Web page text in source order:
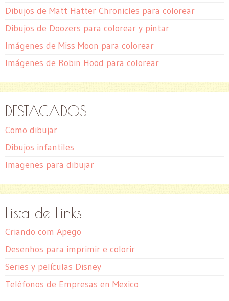
Dibujos de Matt Hatter Chronicles para colorear
Dibujos de Doozers para colorear y pintar
Imágenes de Miss Moon para colorear
Imágenes de Robin Hood para colorear
DESTACADOS
Como dibujar
Dibujos infantiles
Imagenes para dibujar
Lista de Links
Criando com Apego
Desenhos para imprimir e colorir
Series y películas Disney
Teléfonos de Empresas en Mexico